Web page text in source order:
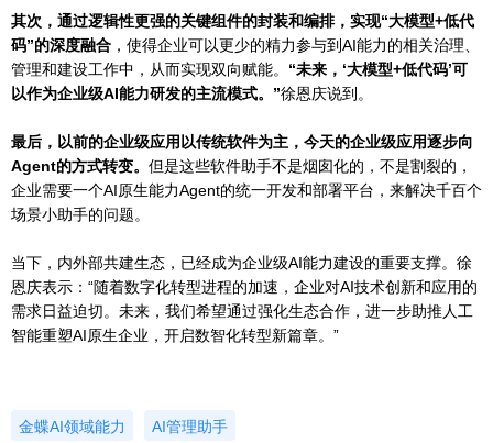
其次，通过逻辑性更强的关键组件的封装和编排，实现“大模型+低代
码”的深度融合 ，使得企业可以更少的精力参与到AI能力的相关治理、
管理和建设工作中，从而实现双向赋能。 “未来，‘大模型+低代码’可
以作为企业级AI能力研发的主流模式。”徐恩庆说到。
最后，以前的企业级应用以传统软件为主，今天的企业级应用逐步向
Agent的方式转变。 但是这些软件助手不是烟囱化的，不是割裂的，
企业需要一个AI原生能力Agent的统一开发和部署平台，来解决千百个
场景小助手的问题。
当下，内外部共建生态，已经成为企业级AI能力建设的重要支撑。徐
恩庆表示：“随着数字化转型进程的加速，企业对AI技术创新和应用的
需求日益迫切。未来，我们希望通过强化生态合作，进一步助推人工
智能重塑AI原生企业，开启数智化转型新篇章。”
金蝶AI领域能力 AI管理助手